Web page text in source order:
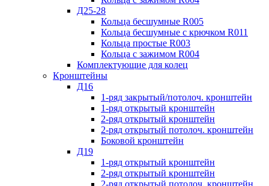
Д25-28
Кольца бесшумные R005
Кольца бесшумные с крючком R011
Кольца простые R003
Кольца с зажимом R004
Комплектующие для колец
Кронштейны
Д16
1-ряд закрытый/потолоч. кронштейн
1-ряд открытый кронштейн
2-ряд открытый кронштейн
2-ряд открытый потолоч. кронштейн
Боковой кронштейн
Д19
1-ряд открытый кронштейн
2-ряд открытый кронштейн
2-ряд открытый потолоч. кронштейн